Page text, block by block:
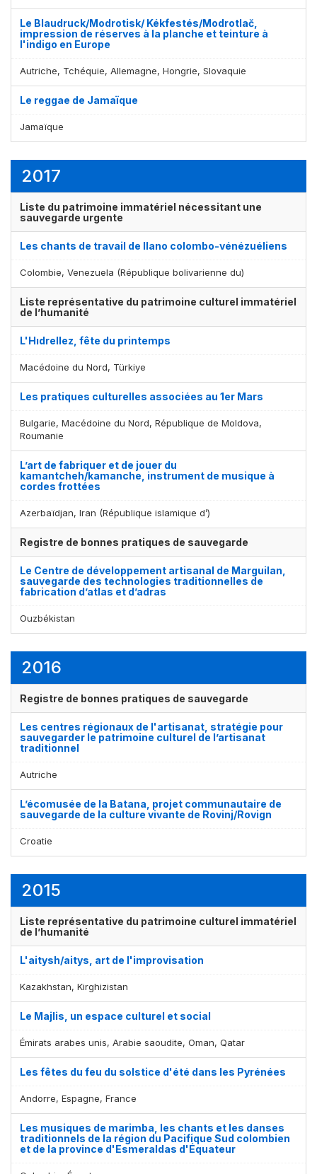
Le Blaudruck/Modrotisk/ Kékfestés/Modrotlač,
impression de réserves à la planche et teinture à
l'indigo en Europe
Autriche, Tchéquie, Allemagne, Hongrie, Slovaquie
Le reggae de Jamaïque
Jamaïque
2017
Liste du patrimoine immatériel nécessitant une
sauvegarde urgente
Les chants de travail de llano colombo-vénézuéliens
Colombie, Venezuela (République bolivarienne du)
Liste représentative du patrimoine culturel immatériel
de l’humanité
L'Hıdrellez, fête du printemps
Macédoine du Nord, Türkiye
Les pratiques culturelles associées au 1er Mars
Bulgarie, Macédoine du Nord, République de Moldova,
Roumanie
L’art de fabriquer et de jouer du
kamantcheh/kamanche, instrument de musique à
cordes frottées
Azerbaïdjan, Iran (République islamique d’)
Registre de bonnes pratiques de sauvegarde
Le Centre de développement artisanal de Marguilan,
sauvegarde des technologies traditionnelles de
fabrication d’atlas et d’adras
Ouzbékistan
2016
Registre de bonnes pratiques de sauvegarde
Les centres régionaux de l'artisanat, stratégie pour
sauvegarder le patrimoine culturel de l’artisanat
traditionnel
Autriche
L’écomusée de la Batana, projet communautaire de
sauvegarde de la culture vivante de Rovinj/Rovign
Croatie
2015
Liste représentative du patrimoine culturel immatériel
de l’humanité
L'aitysh/aitys, art de l'improvisation
Kazakhstan, Kirghizistan
Le Majlis, un espace culturel et social
Émirats arabes unis, Arabie saoudite, Oman, Qatar
Les fêtes du feu du solstice d'été dans les Pyrénées
Andorre, Espagne, France
Les musiques de marimba, les chants et les danses
traditionnels de la région du Pacifique Sud colombien
et de la province d'Esmeraldas d'Équateur